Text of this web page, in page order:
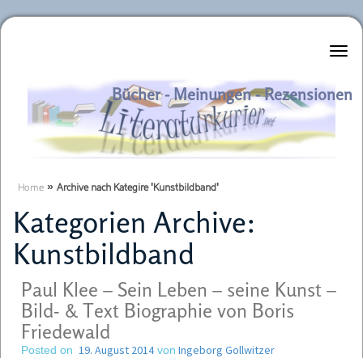
Literaturkurier.net
Bücher - Meinungen - Rezensionen
Home » Archive nach Kategire 'Kunstbildband'
Kategorien Archive:
Kunstbildband
Paul Klee – Sein Leben – seine Kunst –
Bild- & Text Biographie von Boris
Friedewald
Posted on 19. August 2014von Ingeborg Gollwitzer